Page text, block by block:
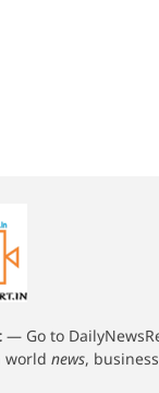
— Go to
world news,